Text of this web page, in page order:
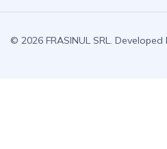
© 2026 FRASINUL SRL. Developed